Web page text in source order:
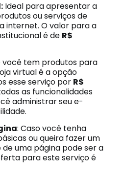
Ideal para apresentar a
ou serviços de
internet. O valor para a
é de R$
você tem produtos para
virtual é a opção
esse serviço por R$
as funcionalidades
administrar seu e-
: Caso você tenha
ou queira fazer um
uma página pode ser a
para este serviço é